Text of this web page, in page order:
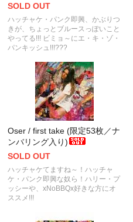
SOLD OUT
ハッチャケ・パンク即興、かぶりつ
きが、ちょっとブルースっぽいこと
やってる!!! ビミョ～にエ・キ・ゾ・
パンキッシュ!!!???
Oser / first take (限定53枚／ナ
ンバリング入り)
SOLD OUT
ハッチャケてますね～！ハッチャ
ケ・パンク即興な奴ら！ハリー・プ
ッシーや、xNoBBQx好きな方にオ
ススメ!!!